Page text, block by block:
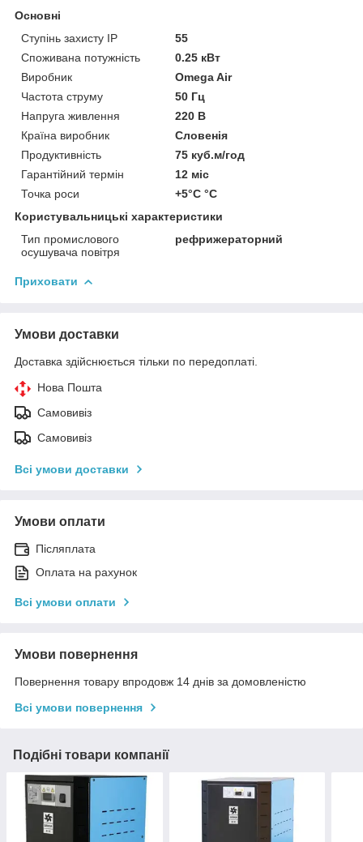
Основні
Ступінь захисту IP
55
Споживана потужність
0.25 кВт
Виробник
Omega Air
Частота струму
50 Гц
Напруга живлення
220 В
Країна виробник
Словенія
Продуктивність
75 куб.м/год
Гарантійний термін
12 міс
Точка роси
+5°С °C
Користувальницькі характеристики
Тип промислового
осушувача повітря
рефрижераторний
Приховати
Умови доставки
Доставка здійснюється тільки по передоплаті.
Нова Пошта
Самовивіз
Самовивіз
Всі умови доставки
Умови оплати
Післяплата
Оплата на рахунок
Всі умови оплати
Умови повернення
Повернення товару впродовж 14 днів за домовленістю
Всі умови повернення
Подібні товари компанії